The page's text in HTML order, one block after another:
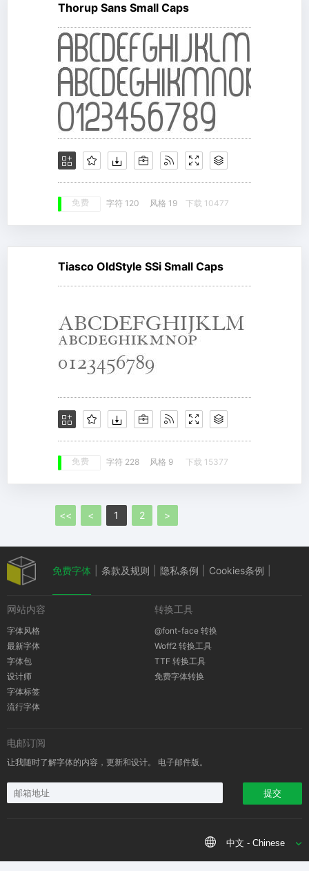
Thorup Sans Small Caps
免费 字符 120 风格 19 下载 10477
Tiasco OldStyle SSi Small Caps
免费 字符 228 风格 9 下载 15377
<< < 1 2 >
免费字体 条款及规则 隐私条例 Cookies条例
网站内容
字体风格
最新字体
字体包
设计师
字体标签
流行字体
转换工具
@font-face 转换
Woff2 转换工具
TTF 转换工具
免费字体转换
电邮订阅
让我随时了解字体的内容，更新和设计。 电子邮件版。
提交
中文 - Chinese